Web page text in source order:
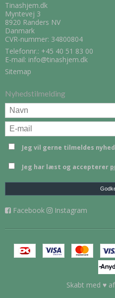
Tinashjem.dk
Myntevej 3
8920 Randers NV
Danmark
CVR-nummer: 34800804
Telefonnr.: +45 40 51 83 00
E-mail: info@tinashjem.dk
Sitemap
Nyhedstilmelding
Jeg vil gerne tilmeldes
Jeg har læst og accepterer
Facebook Instagram
Skabt med ♥